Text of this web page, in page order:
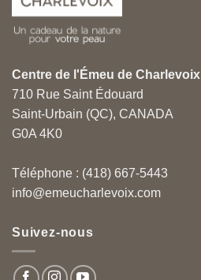
Centre de l'Émeu de Charlevoix
710 Rue Saint Édouard
Saint-Urbain (QC), CANADA
G0A 4K0
Téléphone : (418) 667-5443
info@emeucharlevoix.com
Suivez-nous